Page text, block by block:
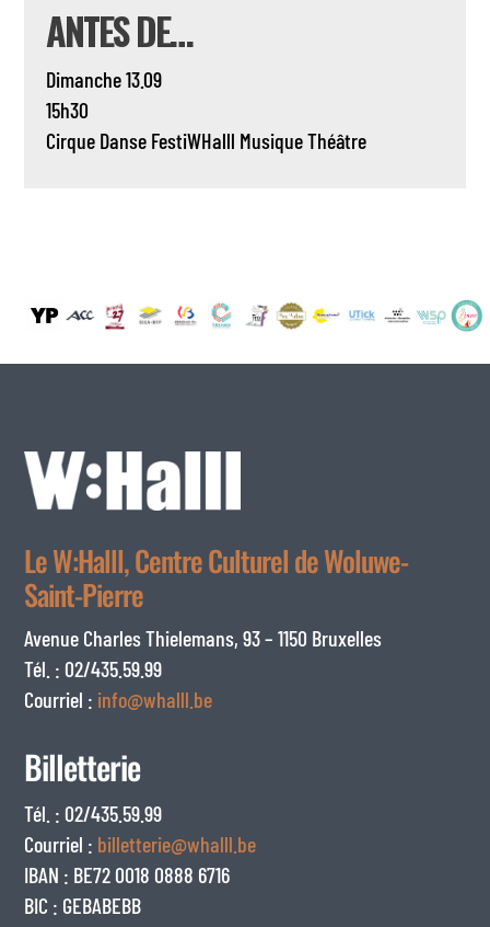
ANTES DE…
Dimanche 13.09
15h30
Cirque Danse FestiWHalll MusiqueThéâtre
Le W:Halll, Centre Culturel de Woluwe-
Saint-Pierre
Avenue Charles Thielemans, 93 – 1150 Bruxelles
Tél. : 02/435.59.99
Courriel : info@whalll.be
Billetterie
Tél. : 02/435.59.99
Courriel : billetterie@whalll.be
IBAN : BE72 0018 0888 6716
BIC : GEBABEBB